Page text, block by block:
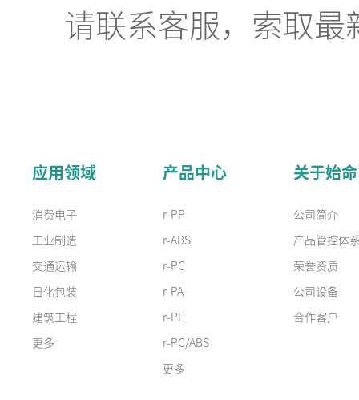
请联系客服，索取最
应用领域
消费电子
工业制造
交通运输
日化包装
建筑工程
更多
产品中心
r-PP
r-ABS
r-PC
r-PA
r-PE
r-PC/ABS
更多
关于始命
公司简介
产品管控体
荣誉资质
公司设备
合作客户